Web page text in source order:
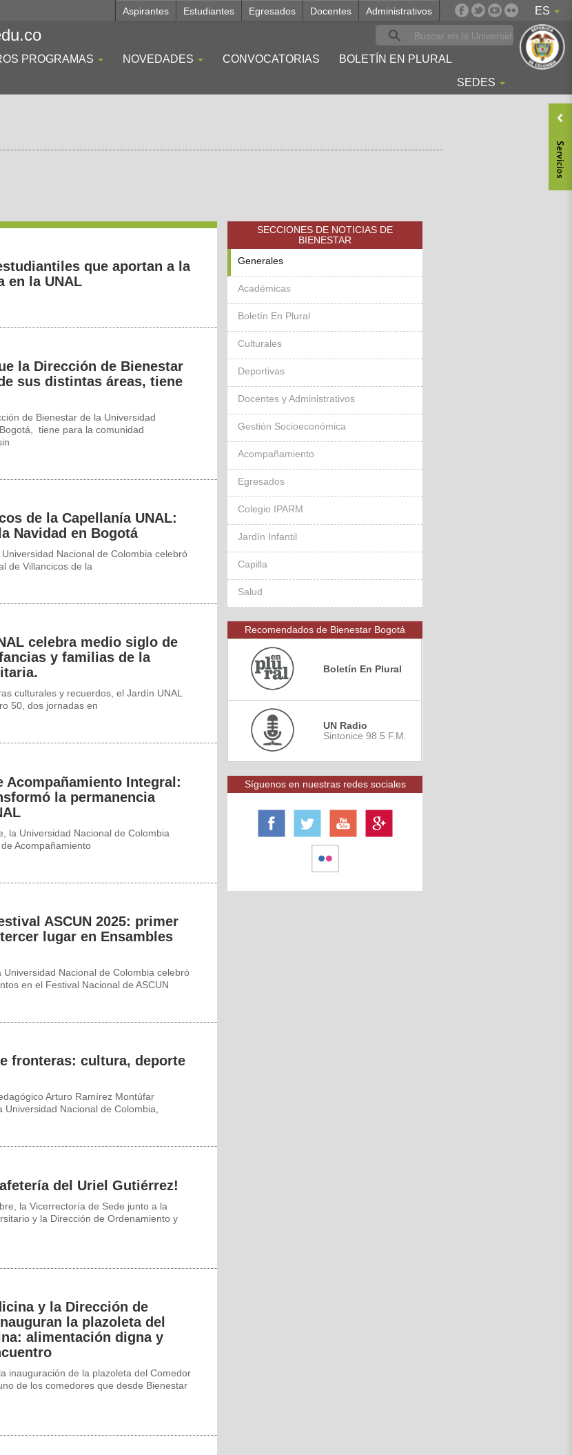
ES
Aspirantes Estudiantes Egresados Docentes Administrativos
PROGRAMAS NOVEDADES CONVOCATORIAS
BOLETÍN EN PLURAL
SEDES
que aportan a la
en la UNAL
la Dirección de Bienestar
sus distintas áreas, tiene
de Bienestar de la Universidad
tiene para la comunidad
de la Capellanía UNAL:
Navidad en Bogotá
Nacional de Colombia celebró
de Villancicos de la
celebra medio siglo de
y familias de la
culturales y recuerdos, el Jardín UNAL
50, dos jornadas en
Acompañamiento Integral:
la permanencia
la Universidad Nacional de Colombia
Acompañamiento
ASCUN 2025: primer
lugar en Ensambles
Nacional de Colombia celebró
en el Festival Nacional de ASCUN
fronteras: cultura, deporte
Arturo Ramírez Montúfar
Universidad Nacional de Colombia,
del Uriel Gutiérrez!
la Vicerrectoría de Sede junto a la
y la Dirección de Ordenamiento y
y la Dirección de
la plazoleta del
alimentación digna y
inauguración de la plazoleta del Comedor
de los comedores que desde Bienestar
SECCIONES DE NOTICIAS DE
BIENESTAR
Generales
Académicas
Boletín En Plural
Culturales
Deportivas
Docentes y Administrativos
Gestión Socioeconómica
Acompañamiento
Egresados
Colegio IPARM
Jardín Infantil
Capilla
Salud
Recomendados de Bienestar Bogotá
Boletín En Plural
UN Radio
Sintonice 98.5 F.M.
Síguenos en nuestras redes sociales